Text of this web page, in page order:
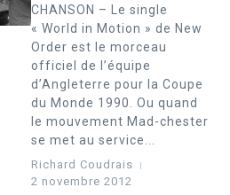
CHANSON – Le single
« World in Motion » de New
Order est le morceau
officiel de l’équipe
d’Angleterre pour la Coupe
du Monde 1990. Ou quand
le mouvement Mad-chester
se met au service...
Richard Coudrais
2 novembre 2012